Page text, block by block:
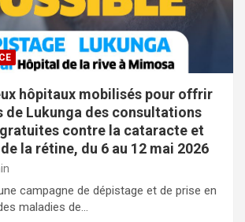
hôpitaux mobilisés pour offrir
de Lukunga des consultations
contre la cataracte et
la rétine, du 6 au 12 mai 2026
campagne de dépistage et de prise en
maladies de…